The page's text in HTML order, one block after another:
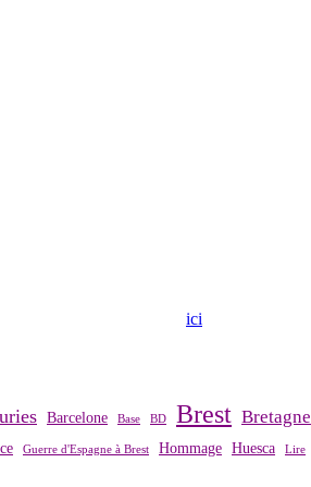
ici
Barcelone Base BD Brest Bretagne
Guerre d'Espagne à Brest Hommage Huesca Lire